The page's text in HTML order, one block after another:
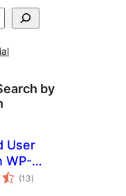
by
User
WP-
(13total
de
)